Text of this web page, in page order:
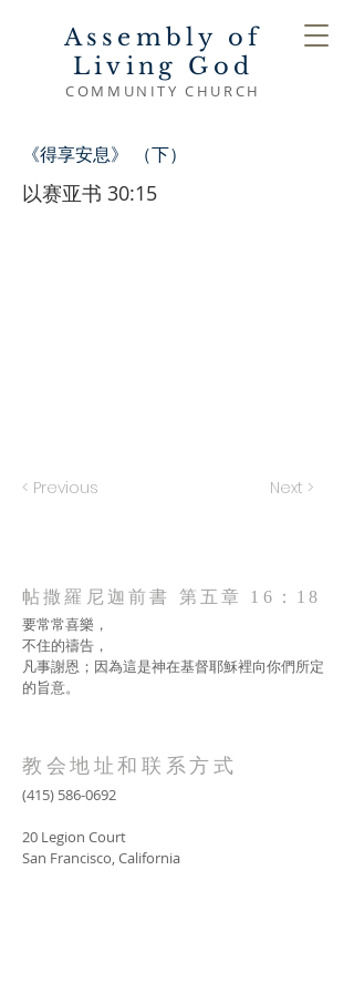
Assembly of
Living God
COMMUNITY CHURCH
《得享安息》 （下）
以赛亚书 30:15
< Previous Next >
帖撒羅尼迦前書 第五章 16：18
要常常喜樂，
不住的禱告，
凡事謝恩；因為這是神在基督耶穌裡向你們所定
的旨意。
教会地址和联系方式
(415) 586-0692
20 Legion Court
San Francisco, California